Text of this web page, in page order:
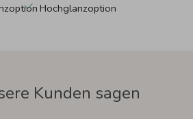
Hochglanzoption
Kunden sagen